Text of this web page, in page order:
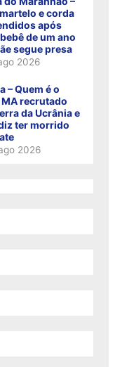
e corda
após
de um ano
segue presa
2026
– Quem é o
recrutado
da Ucrânia e
ter morrido
2026